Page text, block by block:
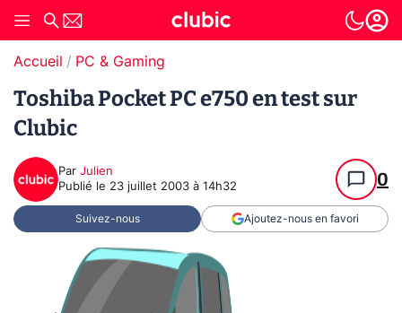
Accueil PC & Gaming
Toshiba Pocket PC e750 en test sur
Clubic
Par Julien
Publié le 23 juillet 2003 à 14h32 0
Suivez-nous Ajoutez-nous en favori